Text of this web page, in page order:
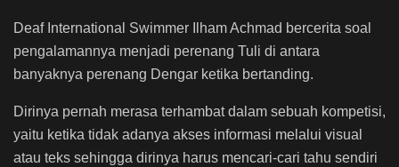
Deaf International Swimmer Ilham Achmad bercerita soal
pengalamannya menjadi perenang Tuli di antara
banyaknya perenang Dengar ketika bertanding.
Dirinya pernah merasa terhambat dalam sebuah kompetisi,
yaitu ketika tidak adanya akses informasi melalui visual
atau teks sehingga dirinya harus mencari-cari tahu sendiri